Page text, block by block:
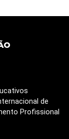
de
Profissional